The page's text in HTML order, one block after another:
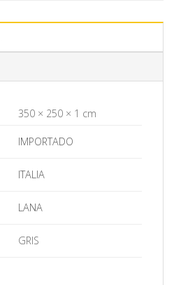
350 × 250 × 1 cm
IMPORTADO
ITALIA
LANA
GRIS